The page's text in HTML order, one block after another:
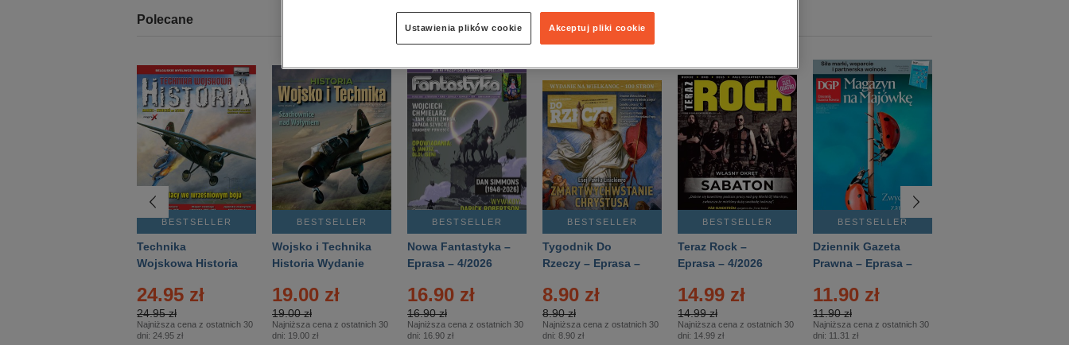
kobiece, lifestyle, kultura
zdrowie
religie
Polecane
BESTSELLER
Technika
Wojskowa Historia
24.95 zł
24.95 zł
Najniższa cena z ostatnich 30
dni: 24.95 zł
BESTSELLER
Wojsko i Technika
Historia Wydanie
– 2/2026
19.00 zł
19.00 zł
Najniższa cena z ostatnich 30
dni: 19.00 zł
BESTSELLER
Nowa Fantastyka –
Eprasa – 4/2026
16.90 zł
16.90 zł
Najniższa cena z ostatnich 30
dni: 16.90 zł
BESTSELLER
Tygodnik Do
Rzeczy – Eprasa –
8.90 zł
8.90 zł
Najniższa cena z ostatnich 30
dni: 8.90 zł
BESTSELLER
Teraz Rock –
Eprasa – 4/2026
14.99 zł
14.99 zł
Najniższa cena z ostatnich 30
dni: 14.99 zł
BESTSELLER
Dziennik Gazeta
Prawna – Eprasa –
11.90 zł
11.90 zł
Najniższa cena z ostatnich 30
dni: 11.31 zł
Akceptuj pliki cookie
Ustawienia plików cookie